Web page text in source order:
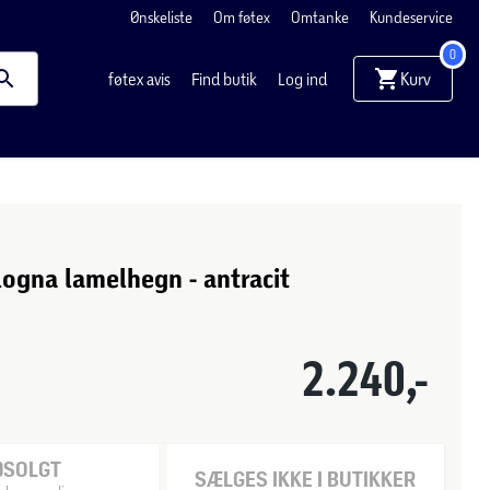
Ønskeliste Om føtex Omtanke Kundeservice
føtex avis Find butik Log ind Kurv
0
lamelhegn - antracit
2.240,-
SÆLGES IKKE I BUTIKKER